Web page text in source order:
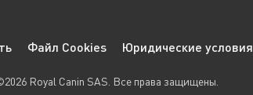
Файл Cookies Юридические условия
Royal Canin SAS. Все права защищены.